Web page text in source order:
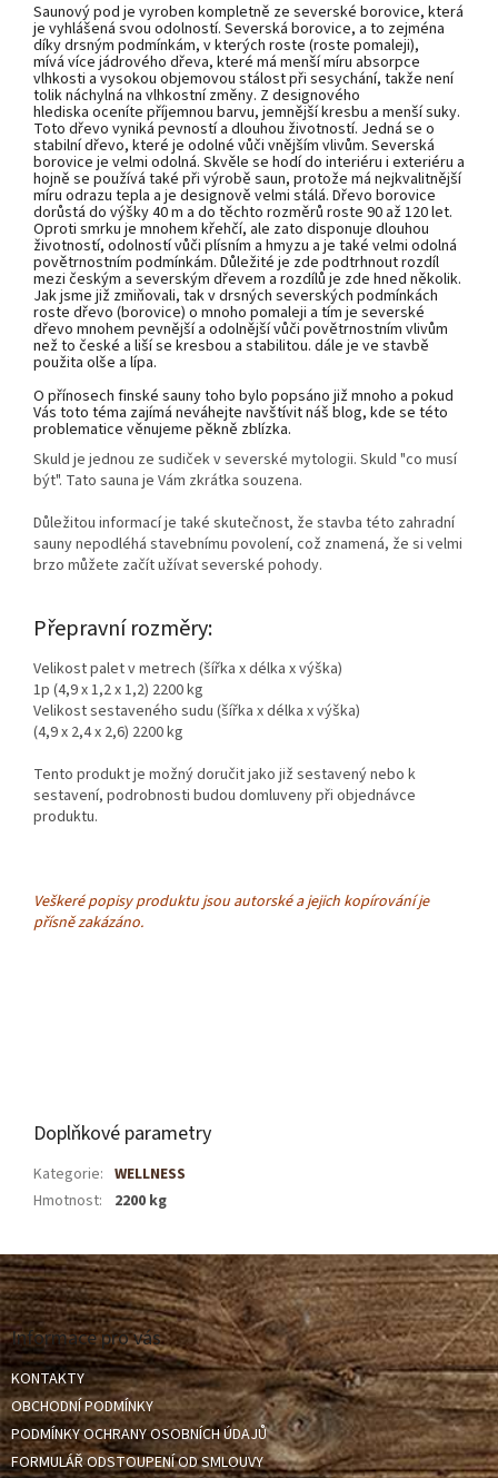
Saunový pod je vyroben kompletně ze severské borovice, která
je vyhlášená svou odolností. Severská borovice, a to zejména
díky drsným podmínkám, v kterých roste (roste pomaleji),
mívá více jádrového dřeva, které má menší míru absorpce
vlhkosti a vysokou objemovou stálost při sesychání, takže není
tolik náchylná na vlhkostní změny. Z designového
hlediska oceníte příjemnou barvu, jemnější kresbu a menší suky.
Toto dřevo vyniká pevností a dlouhou životností. Jedná se o
stabilní dřevo, které je odolné vůči vnějším vlivům. Severská
borovice je velmi odolná. Skvěle se hodí do interiéru i exteriéru a
hojně se používá také při výrobě saun, protože má nejkvalitnější
míru odrazu tepla a je designově velmi stálá. Dřevo borovice
dorůstá do výšky 40 m a do těchto rozměrů roste 90 až 120 let.
Oproti smrku je mnohem křehčí, ale zato disponuje dlouhou
životností, odolností vůči plísním a hmyzu a je také velmi odolná
povětrnostním podmínkám. Důležité je zde podtrhnout rozdíl
mezi českým a severským dřevem a rozdílů je zde hned několik.
Jak jsme již zmiňovali, tak v drsných severských podmínkách
roste dřevo (borovice) o mnoho pomaleji a tím je severské
dřevo mnohem pevnější a odolnější vůči povětrnostním vlivům
než to české a liší se kresbou a stabilitou. dále je ve stavbě
použita olše a lípa.
O přínosech finské sauny toho bylo popsáno již mnoho a pokud
Vás toto téma zajímá neváhejte navštívit náš blog, kde se této
problematice věnujeme pěkně zblízka.
Skuld je jednou ze sudiček v severské mytologii. Skuld "co musí
být". Tato sauna je Vám zkrátka souzena.
Důležitou informací je také skutečnost, že stavba této zahradní
sauny nepodléhá stavebnímu povolení, což znamená, že si velmi
brzo můžete začít užívat severské pohody.
Přepravní rozměry:
Velikost palet v metrech (šířka x délka x výška)
1p (4,9 x 1,2 x 1,2) 2200 kg
Velikost sestaveného sudu (šířka x délka x výška)
(4,9 x 2,4 x 2,6) 2200 kg
Tento produkt je možný doručit jako již sestavený nebo k
sestavení, podrobnosti budou domluveny při objednávce
produktu.
Veškeré popisy produktu jsou autorské a jejich kopírování je
přísně zakázáno.
Doplňkové parametry
Kategorie: WELLNESS
Hmotnost: 2200 kg
Z
á
p
a
t
í
Informace pro vás
KONTAKTY
OBCHODNÍ PODMÍNKY
PODMÍNKY OCHRANY OSOBNÍCH ÚDAJŮ
FORMULÁŘ ODSTOUPENÍ OD SMLOUVY